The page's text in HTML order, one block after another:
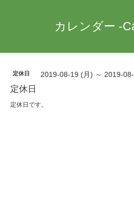
カレンダー -
定休日 2019-08-19 (月) ～ 2019-
定休日
定休日です。